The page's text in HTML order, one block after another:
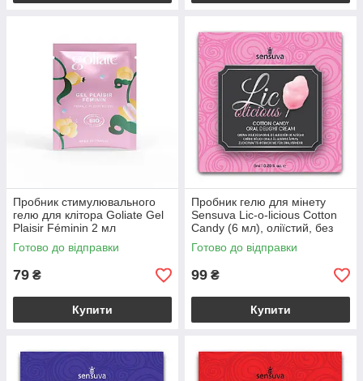
Пробник стимулювального
гелю для клітора Goliate Gel
Plaisir Féminin 2 мл
Готово до відправки
79 ₴
Купити
Пробник гелю для мінету
Sensuva Lic-o-licious Cotton
Candy (6 мл), оліїстий, без
цукру
Готово до відправки
99 ₴
Купити